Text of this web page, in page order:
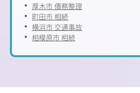
厚木市 債務整理
町田市 相続
横浜市 交通事故
相模原市 相続